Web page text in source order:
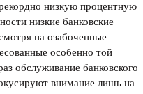
низкую процентную
низкие банковские
на озабоченные
особенно той
обслуживание банковского
внимание лишь на